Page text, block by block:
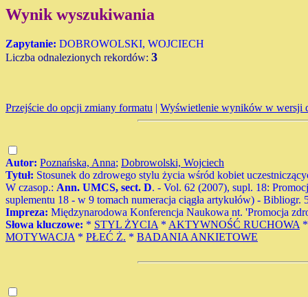
Wynik wyszukiwania
Zapytanie: DOBROWOLSKI, WOJCIECH
Liczba odnalezionych rekordów: 3
Przejście do opcji zmiany formatu | Wyświetlenie wyników w wersji
Autor: Poznańska, Anna; Dobrowolski, Wojciech
Tytuł: Stosunek do zdrowego stylu życia wśród kobiet
W czasop.: Ann. UMCS, sect. D. - Vol. 62 (2007), supl. 18:
suplementu 18 - w 9 tomach numeracja ciągła artykułów) -
Impreza: Międzynarodowa Konferencja Naukowa nt. 'Promocja
Słowa kluczowe: * STYL ŻYCIA * AKTYWNOŚĆ RUCHOWA
MOTYWACJA * PŁEĆ Ż. * BADANIA ANKIETOWE